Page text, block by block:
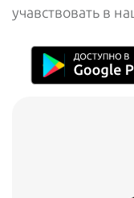
учавствовать в